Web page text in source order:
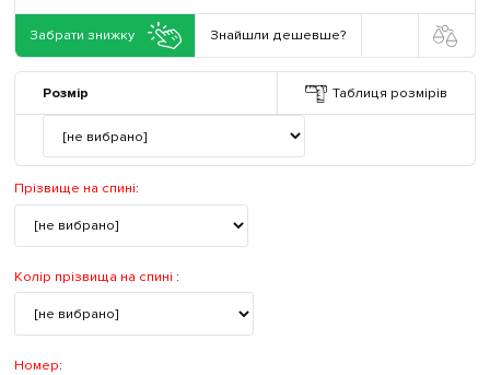
Забрати знижку Знайшли дешевше?
Розмір Таблиця розмірів
Прізвище на спині:
Колір прізвища на спині :
Номер: